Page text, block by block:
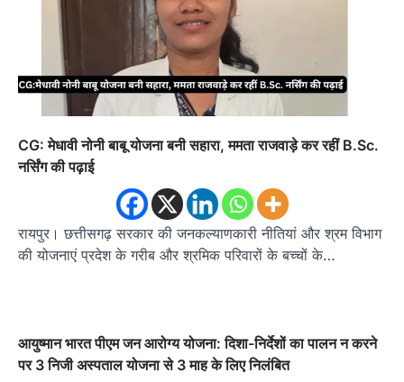
CG: मेधावी नोनी बाबू योजना बनी सहारा, ममता राजवाड़े कर रहीं B.Sc.
नर्सिंग की पढ़ाई
रायपुर। छत्तीसगढ़ सरकार की जनकल्याणकारी नीतियां और श्रम विभाग
की योजनाएं प्रदेश के गरीब और श्रमिक परिवारों के बच्चों के…
आयुष्मान भारत पीएम जन आरोग्य योजना: दिशा-निर्देशों का पालन न करने
पर 3 निजी अस्पताल योजना से 3 माह के लिए निलंबित